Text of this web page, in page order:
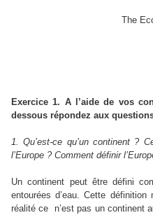
The
Exercice 1. A l’aide de vos
dessous répondez aux
1. Qu’est-ce qu’un continent ?
l’Europe ? Comment définir
Un continent peut être défini
entourées d’eau. Cette définition
réalité ce n’est pas un continent